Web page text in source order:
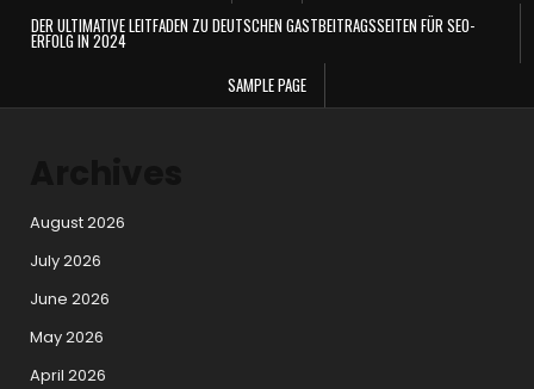
DER ULTIMATIVE LEITFADEN ZU DEUTSCHEN GASTBEITRAGSSEITEN FÜR SEO-
ERFOLG IN 2024
SAMPLE PAGE
August 2026
July 2026
June 2026
May 2026
April 2026